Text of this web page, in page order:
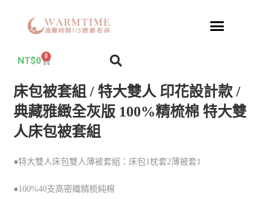
NT$0 0
床包被套組 / 特大雙人 印花設計款 /
典藏雅緻全灰版 100%精梳棉 特大雙
人床包被套組
●特大雙人床包雙人薄被套組：床包1枕套2薄被套1
●100%40支高密織精梳純棉